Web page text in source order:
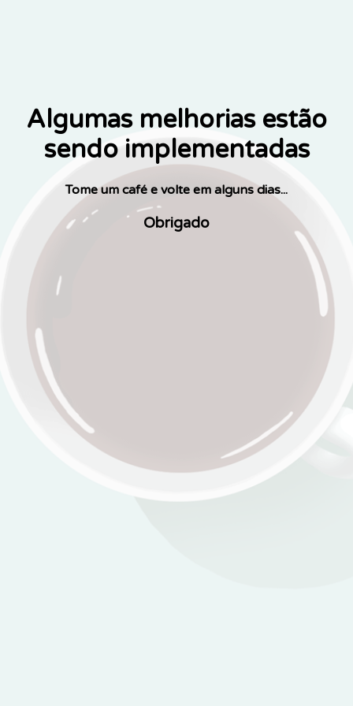
Algumas melhorias estão
sendo implementadas
Tome um café e volte em alguns dias...
Obrigado